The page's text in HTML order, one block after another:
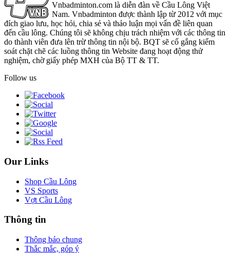
Vnbadminton.com là diễn đàn về Cầu Lông Việt
Nam. Vnbadminton được thành lập từ 2012 với mục
đích giao lưu, học hỏi, chia sẻ và thảo luận mọi vấn đề liên quan
đến cầu lông. Chúng tôi sẽ không chịu trách nhiệm với các thông tin
do thành viên đưa lên trừ thông tin nội bộ. BQT sẽ cố gắng kiểm
soát chặt chẽ các luồng thông tin Website đang hoạt động thử
nghiệm, chờ giấy phép MXH của Bộ TT & TT.
Follow us
Our Links
Shop Cầu Lông
VS Sports
Vợt Cầu Lông
Thông tin
Thông báo chung
Thắc mắc, góp ý